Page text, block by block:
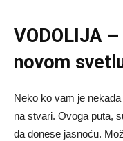
VODOLIJA
novom
Neko ko vam je
na stvari. Ovoga puta,
da donese jasnoću.